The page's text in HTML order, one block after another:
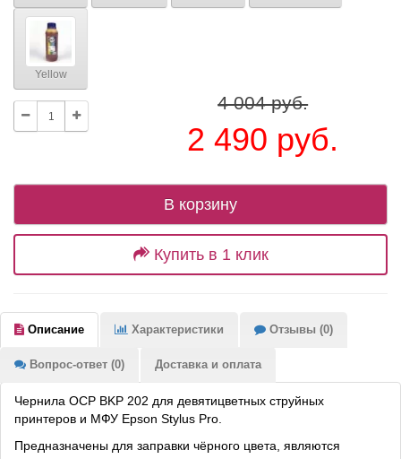
Yellow
4 004 руб.
2 490 руб.
В корзину
Купить в 1 клик
Описание Характеристики Отзывы (0)
Вопрос-ответ (0) Доставка и оплата
Чернила OCP BKP 202 для девятицветных струйных
принтеров и МФУ Epson Stylus Pro.
Предназначены для заправки чёрного цвета, являются